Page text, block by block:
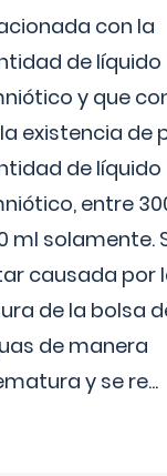
con la
de líquido
y que
existencia de
de líquido
entre
ml solamente.
causada por
de la bolsa
de manera
y se re...